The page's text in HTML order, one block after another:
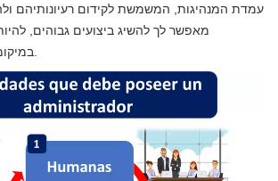
עמדת המנהיגות, המשמשת לקידום רעיונותיהם
מאפשר לך להשיג ביצועים גבוהים,